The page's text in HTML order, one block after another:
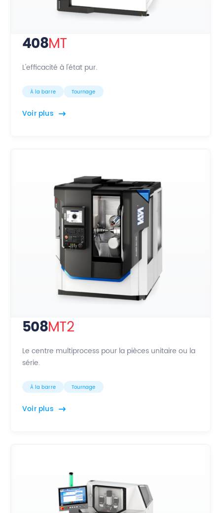
408MT
L'efficacité à l'état pur.
À la barre Tournage
Voir plus
508MT2
Le centre multiprocess pour la pièces unitaire ou la
série.
À la barre Tournage
Voir plus